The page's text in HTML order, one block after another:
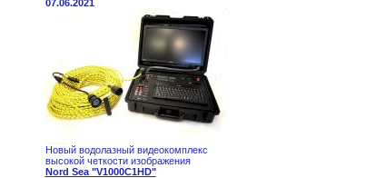
07.06.2021
Новый водолазный видеокомплекс
высокой четкости изображения
Nord Sea "V1000C1HD"